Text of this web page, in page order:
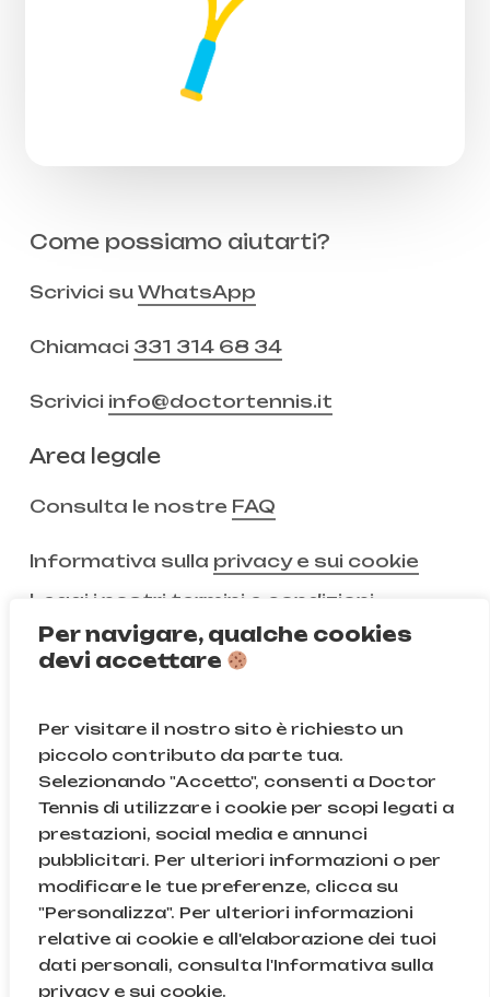
Per navigare, qualche cookies
devi accettare
Per visitare il nostro sito è richiesto un
piccolo contributo da parte tua.
Selezionando "Accetto", consenti a Doctor
Tennis di utilizzare i cookie per scopi legati a
prestazioni, social media e annunci
pubblicitari. Per ulteriori informazioni o per
modificare le tue preferenze, clicca su
"Personalizza". Per ulteriori informazioni
relative ai cookie e all'elaborazione dei tuoi
dati personali, consulta l'Informativa sulla
privacy e sui cookie.
Subtotale:
Come possiamo aiutarti?
Scrivici suWhatsApp
Chiamaci 331 314 68 34
Scrivici info@doctortennis.it
Area legale
Consulta le nostre FAQ
Informativa sulla privacy e sui cookie
Leggi i nostri termini e condizioni
Instagram Facebook
TikTok
© Doctor Tennis | B&D S.r.l.s. | P.iva 08709820966 |
Sede Legale: Via Gallarate 131, 20151, Milano (MI) | Cod.
Fisc. e n.iscr. al Reg. Imprese di Milano: 08709820966
| REA: MI – 2043895